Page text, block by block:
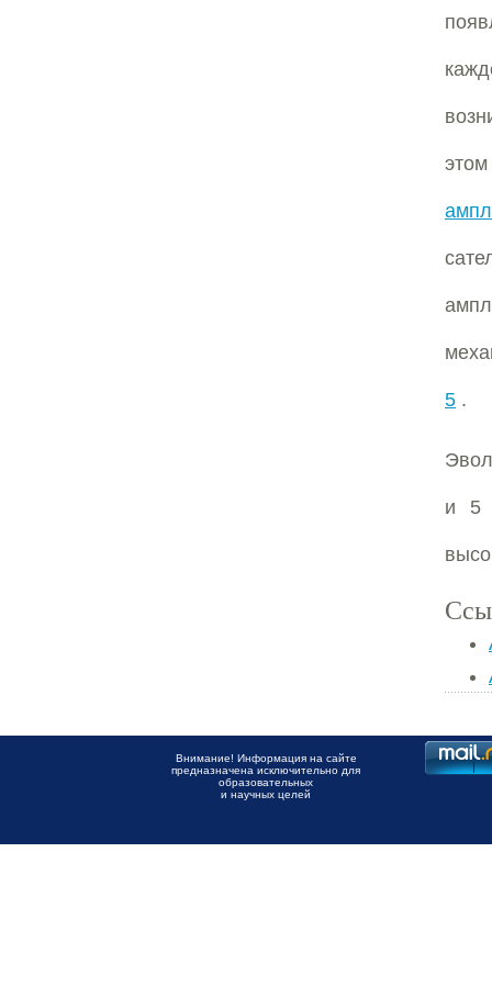
5 .
и 5
Внимание! Информация на сайте
предназначена исключительно для
образовательных
и научных целей